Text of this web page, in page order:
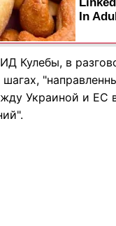
Кулебы, в
Украиной и ЕС